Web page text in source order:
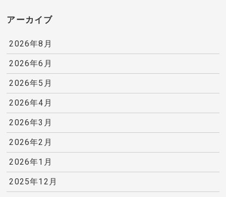
アーカイブ
2026年8月
2026年6月
2026年5月
2026年4月
2026年3月
2026年2月
2026年1月
2025年12月